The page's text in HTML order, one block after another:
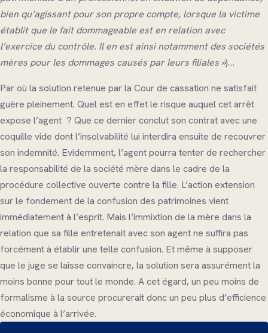
bien qu’agissant pour son propre compte, lorsque la victime
établit que le fait dommageable est en relation avec
l’exercice du contrôle. Il en est ainsi notamment des sociétés
mères pour les dommages causés par leurs filiales »)…
Par où la solution retenue par la Cour de cassation ne satisfait
guère pleinement. Quel est en effet le risque auquel cet arrêt
expose l’agent ? Que ce dernier conclut son contrat avec une
coquille vide dont l’insolvabilité lui interdira ensuite de recouvrer
son indemnité. Evidemment, l’agent pourra tenter de rechercher
la responsabilité de la société mère dans le cadre de la
procédure collective ouverte contre la fille. L’action extension
sur le fondement de la confusion des patrimoines vient
immédiatement à l’esprit. Mais l’immixtion de la mère dans la
relation que sa fille entretenait avec son agent ne suffira pas
forcément à établir une telle confusion. Et même à supposer
que le juge se laisse convaincre, la solution sera assurément la
moins bonne pour tout le monde. A cet égard, un peu moins de
formalisme à la source procurerait donc un peu plus d’efficience
économique à l’arrivée.